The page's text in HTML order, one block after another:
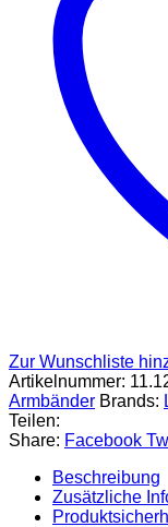
Zur Wunschliste
Artikelnummer:
Armbänder Brands:
Teilen:
Share: Facebook
Beschreibung
Zusätzliche